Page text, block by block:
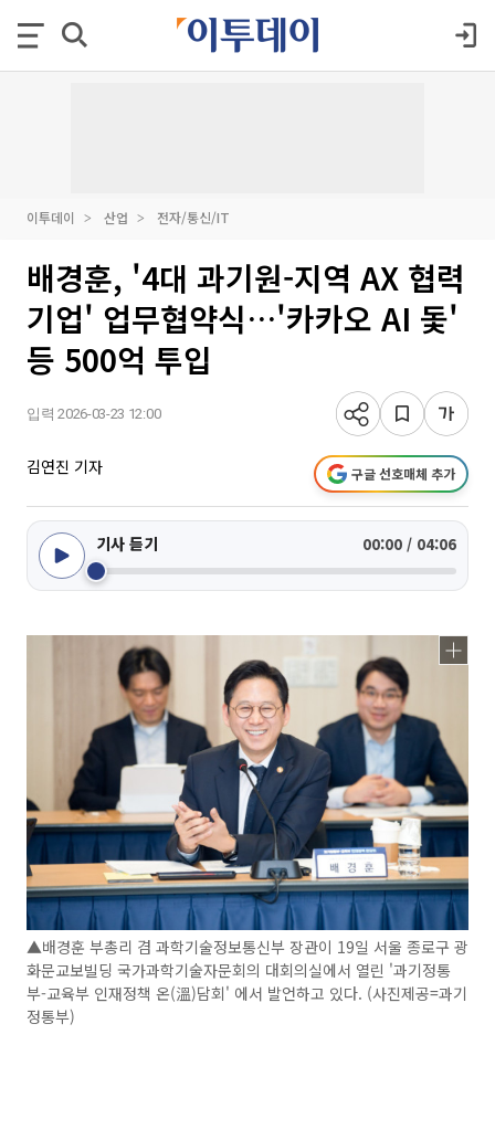
이투데이 산업 전자/통신/IT
배경훈, '4대 과기원-지역 AX 협력
기업' 업무협약식…'카카오 AI 돛'
등 500억 투입
입력 2026-03-23 12:00
김연진 기자 구글 선호매체 추가
기사 듣기 00:00 / 04:06
▲배경훈 부총리 겸 과학기술정보통신부 장관이 19일 서울 종로구 광
화문교보빌딩 국가과학기술자문회의 대회의실에서 열린 '과기정통
부-교육부 인재정책 온(溫)담회' 에서 발언하고 있다. (사진제공=과기
정통부)